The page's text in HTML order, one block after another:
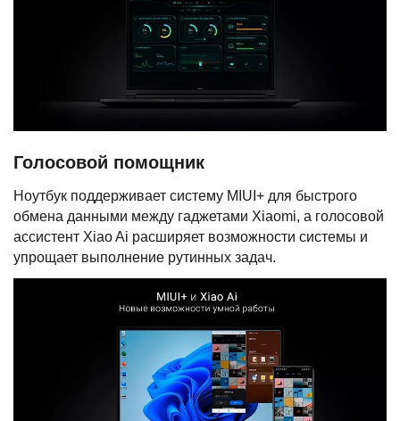
Голосовой помощник
Ноутбук поддерживает систему MIUI+ для быстрого
обмена данными между гаджетами Xiaomi, а голосовой
ассистент Xiao Ai расширяет возможности системы и
упрощает выполнение рутинных задач.